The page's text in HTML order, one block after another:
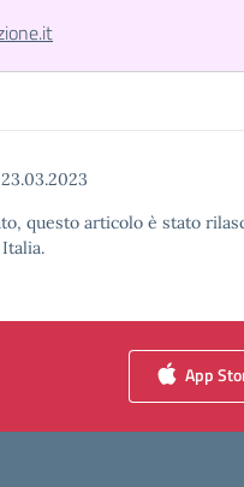
23.03.2023
questo articolo è stato
App